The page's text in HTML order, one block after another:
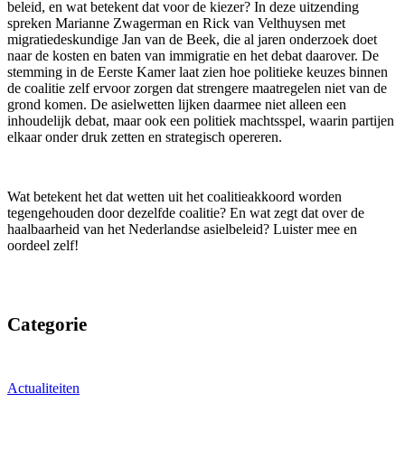
beleid, en wat betekent dat voor de kiezer? In deze uitzending
spreken Marianne Zwagerman en Rick van Velthuysen met
migratiedeskundige Jan van de Beek, die al jaren onderzoek doet
naar de kosten en baten van immigratie en het debat daarover. De
stemming in de Eerste Kamer laat zien hoe politieke keuzes binnen
de coalitie zelf ervoor zorgen dat strengere maatregelen niet van de
grond komen. De asielwetten lijken daarmee niet alleen een
inhoudelijk debat, maar ook een politiek machtsspel, waarin partijen
elkaar onder druk zetten en strategisch opereren.
Wat betekent het dat wetten uit het coalitieakkoord worden
tegengehouden door dezelfde coalitie? En wat zegt dat over de
haalbaarheid van het Nederlandse asielbeleid? Luister mee en
oordeel zelf!
Categorie
Actualiteiten